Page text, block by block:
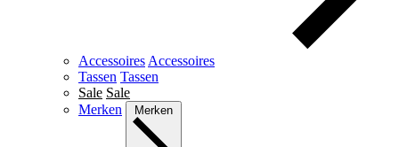
Accessoires Accessoires
Tassen Tassen
Sale Sale
Merken
Merken